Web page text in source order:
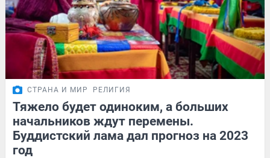
СТРАНА И МИР РЕЛИГИЯ
Тяжело будет одиноким, а больших
начальников ждут перемены.
Буддистский лама дал прогноз на 2023
год